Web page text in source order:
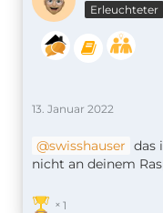
Erleuchteter
13. Januar 2022
swisshauser das
nicht an deinem
1